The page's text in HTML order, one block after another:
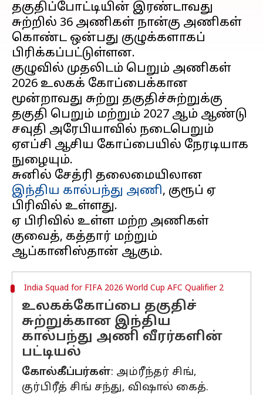
தகுதிப்போட்டியின் இரண்டாவது
சுற்றில் 36 அணிகள் நான்கு அணிகள்
கொண்ட ஒன்பது குழுக்களாகப்
பிரிக்கப்பட்டுள்ளன.
குழுவில் முதலிடம் பெறும் அணிகள்
2026 உலகக் கோப்பைக்கான
மூன்றாவது சுற்று தகுதிச்சுற்றுக்கு
தகுதி பெறும் மற்றும் 2027 ஆம் ஆண்டு
சவுதி அரேபியாவில் நடைபெறும்
ஏஎப்சி ஆசிய கோப்பையில் நேரடியாக
நுழையும்.
சுனில் சேத்ரி தலைமையிலான
இந்திய கால்பந்து அணி, குரூப் ஏ
பிரிவில் உள்ளது.
ஏ பிரிவில் உள்ள மற்ற அணிகள்
குவைத், கத்தார் மற்றும்
India Squad for FIFA 2026 World Cup AFC Qualifier 2
உலகக்கோப்பை தகுதிச்
சுற்றுக்கான இந்திய
கால்பந்து அணி வீரர்களின்
பட்டியல்
கோல்கீப்பர்கள்: அம்ரீந்தர் சிங்,
குர்பிரீத் சிங் சந்து, விஷால் கைத்.